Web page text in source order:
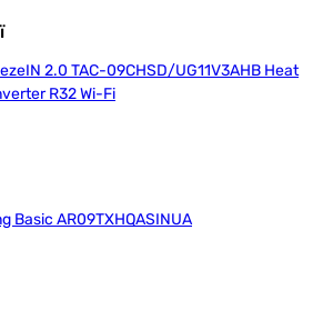
2.0 TAC-09CHSD/UG11V3AHB Heat
R32 Wi-Fi
Basic AR09TXHQASINUA